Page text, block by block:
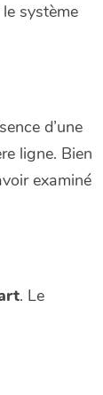
système
d’une
ligne. Bien
examiné
. Le